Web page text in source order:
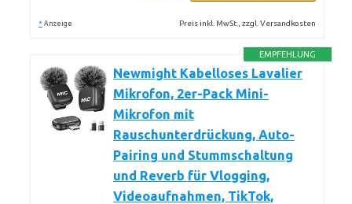
* Anzeige Preis inkl. MwSt., zzgl. Versandkosten
EMPFEHLUNG
Newmight Kabelloses Lavalier
Mikrofon, 2er-Pack Mini-
Mikrofon mit
Rauschunterdrückung, Auto-
Pairing und Stummschaltung
und Reverb für Vlogging,
Videoaufnahmen, TikTok,